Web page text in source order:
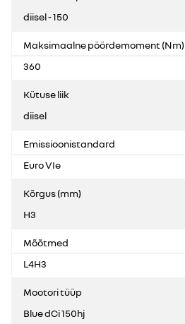
diisel - 150
Maksimaalne pöördemoment (Nm)
360
Kütuse liik
diisel
Emissioonistandard
Euro VIe
Kõrgus (mm)
H3
Mõõtmed
L4H3
Mootori tüüp
Blue dCi 150hj